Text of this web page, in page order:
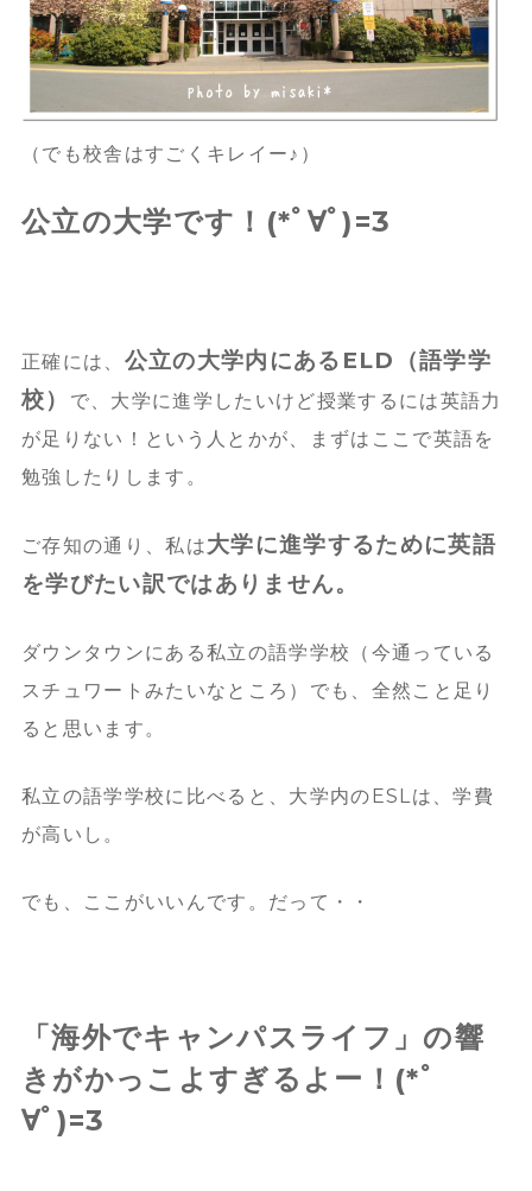
（でも校舎はすごくキレイー♪）
公立の大学です！(*ﾟ∀ﾟ)=3
正確には、 公立の大学内にあるELD（語学学
校）
で、大学に進学したいけど授業するには英語力
が足りない！という人とかが、まずはここで英語を
勉強したりします。
ご存知の通り、私は大学に進学するために英語
を学びたい訳ではありません。
ダウンタウンにある私立の語学学校（今通っている
スチュワートみたいなところ）でも、全然こと足り
ると思います。
私立の語学学校に比べると、大学内のESLは、学費
が高いし。
でも、ここがいいんです。だって・・
「海外でキャンパスライフ」の響
きがかっこよすぎるよー！(*ﾟ
∀ﾟ)=3